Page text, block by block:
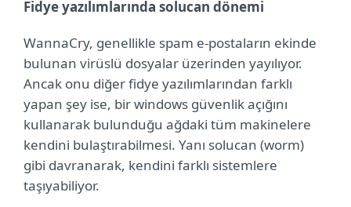
Fidye yazılımlarında solucan dönemi
WannaCry, genellikle spam e-postaların ekinde
bulunan virüslü dosyalar üzerinden yayılıyor.
Ancak onu diğer fidye yazılımlarından farklı
yapan şey ise, bir windows güvenlik açığını
kullanarak bulunduğu ağdaki tüm makinelere
kendini bulaştırabilmesi. Yanı solucan (worm)
gibi davranarak, kendini farklı sistemlere
taşıyabiliyor.